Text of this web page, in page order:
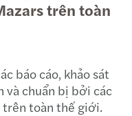
trên toàn
báo cáo, khảo sát
chuẩn bị bởi các
trên toàn thế giới.